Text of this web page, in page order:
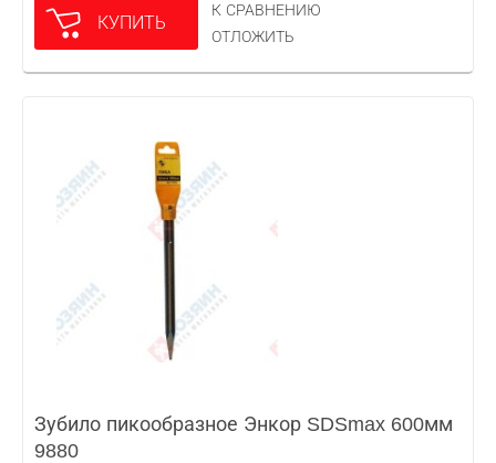
КУПИТЬ
К СРАВНЕНИЮ
ОТЛОЖИТЬ
Зубило пикообразное Энкор SDSmax 600мм
9880